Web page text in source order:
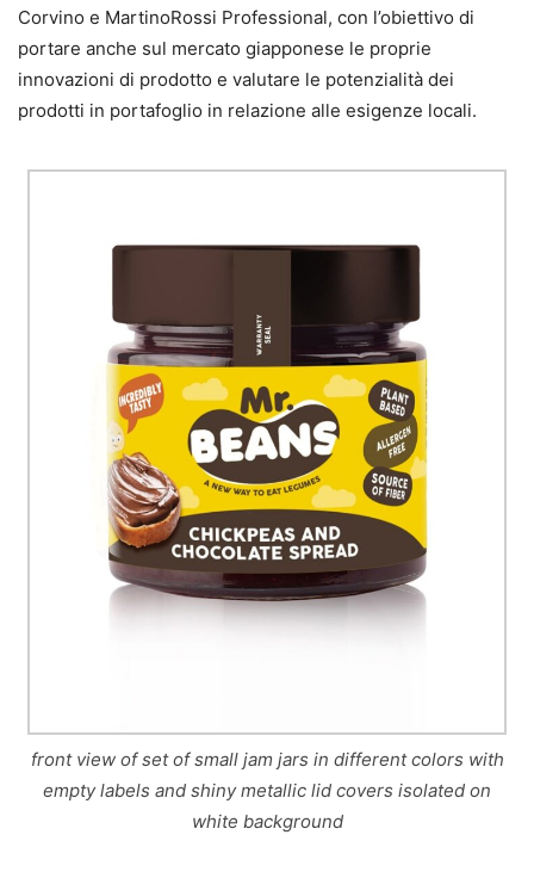
Corvino e MartinoRossi Professional, con l’obiettivo di
portare anche sul mercato giapponese le proprie
innovazioni di prodotto e valutare le potenzialità dei
prodotti in portafoglio in relazione alle esigenze locali.
front view of set of small jam jars in different colors with
empty labels and shiny metallic lid covers isolated on
white background